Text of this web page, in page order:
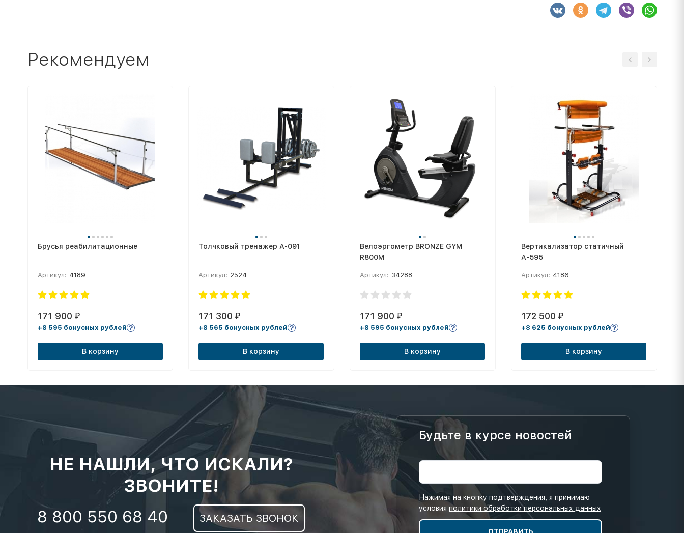
Рекомендуем
Брусья реабилитационные
Артикул: 4189
171 900 ₽
+8 595 бонусных рублей
В корзину
Толчковый тренажер А-091
Артикул: 2524
171 300₽
+8 565 бонусных рублей
В корзину
Велоэргометр BRONZE GYM
R800M
Артикул: 34288
171 900 ₽
+8 595 бонусных рублей
В корзину
Вертикализатор статичный
А-595
Артикул: 4186
172 500 ₽
+8 625 бонусных рублей
В корзину
НЕ НАШЛИ, ЧТО ИСКАЛИ?
ЗВОНИТЕ!
8 800 550 68 40 ЗАКАЗАТЬ ЗВОНОК
Будьте в курсе новостей
Нажимая на кнопку подтверждения, я принимаю
условия политики обработки персональных данных